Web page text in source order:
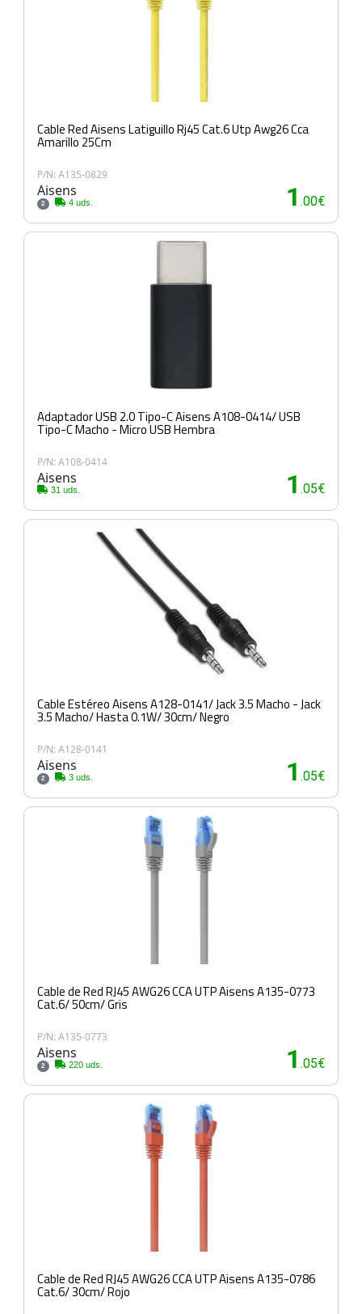
Cable Red Aisens Latiguillo Rj45 Cat.6 Utp Awg26 Cca
Amarillo 25Cm
P/N: A135-0829
Aisens
2 4 uds. 1 .00€
Adaptador USB 2.0 Tipo-C Aisens A108-0414/ USB
Tipo-C Macho - Micro USB Hembra
P/N: A108-0414
Aisens
31 uds. 1 .05€
Cable Estéreo Aisens A128-0141/ Jack 3.5 Macho - Jack
3.5 Macho/ Hasta 0.1W/ 30cm/ Negro
P/N: A128-0141
Aisens
2 3 uds. 1 .05€
Cable de Red RJ45 AWG26 CCA UTP Aisens A135-0773
Cat.6/ 50cm/ Gris
P/N: A135-0773
Aisens
2 220 uds. 1 .05€
Cable de Red RJ45 AWG26 CCA UTP Aisens A135-0786
Cat.6/ 30cm/ Rojo